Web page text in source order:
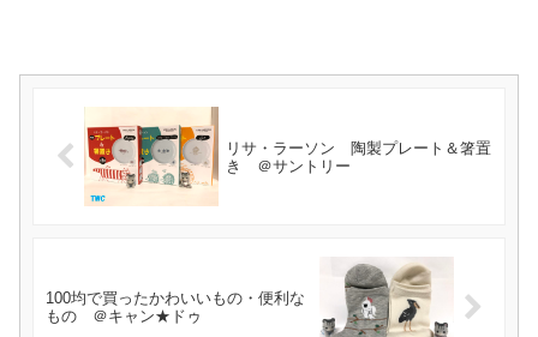
リサ・ラーソン 陶製プレート＆箸置
き ＠サントリー
100均で買ったかわいいもの・便利な
もの ＠キャン★ドゥ